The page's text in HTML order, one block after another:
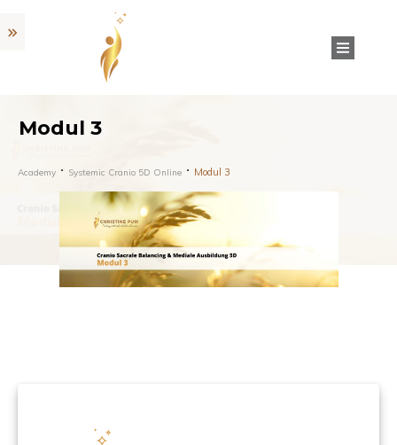
Modul 3
Academy Systemic Cranio 5D Online Modul 3